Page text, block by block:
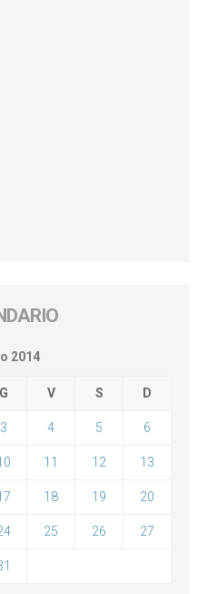
2014
G V S D
3 4 5 6
11 12 13
18 19 20
25 26 27